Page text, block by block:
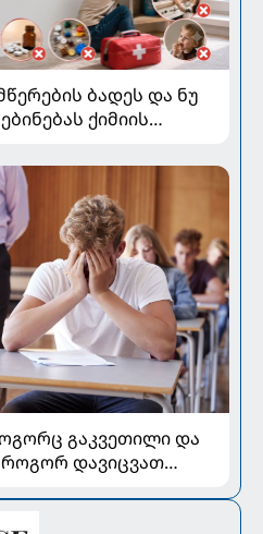
ბადეს და ნუ
ქიმიის
სიტუაციაში,
ახვლედიანის
გაკვეთილი და
როგორ დავიცვათ